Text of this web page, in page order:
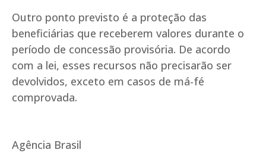
Outro ponto previsto é a proteção das
beneficiárias que receberem valores durante o
período de concessão provisória. De acordo
com a lei, esses recursos não precisarão ser
devolvidos, exceto em casos de má-fé
comprovada.
Agência Brasil